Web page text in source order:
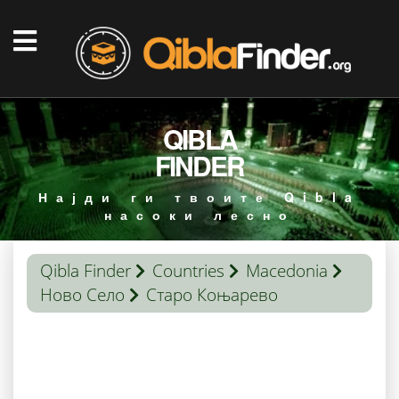
QIBLA
FINDER
Најди ги твоите Qibla
насоки лесно
Qibla Finder Countries
Macedonia
Ново Село
Старо Коњарево